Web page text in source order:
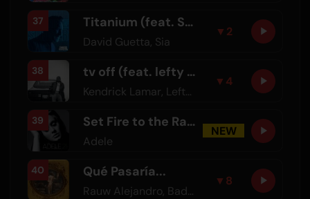
37 Titanium (feat. Sia)
David Guetta, Sia
▼ 2
38 tv off (feat. lefty gunplay)
Kendrick Lamar, Lefty Gunplay
▼ 4
39 Set Fire to the Rain
Adele
NEW
40 Qué Pasaría...
Rauw Alejandro, Bad Bunny
▼ 8